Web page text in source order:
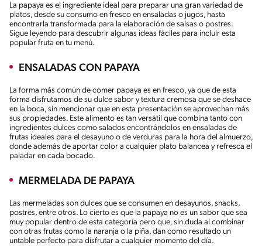
La papaya es el ingrediente ideal para preparar una gran variedad de
platos, desde su consumo en fresco en ensaladas o jugos, hasta
encontrarla transformada para la elaboración de salsas o postres.
Sigue leyendo para descubrir algunas ideas fáciles para incluir esta
popular fruta en tu menú.
ENSALADAS CON PAPAYA
La forma más común de comer papaya es en fresco, ya que de esta
forma disfrutamos de su dulce sabor y textura cremosa que se deshace
en la boca, sin mencionar que en esta presentación se aprovechan más
sus propiedades. Este alimento es tan versátil que combina tanto con
ingredientes dulces como salados encontrándolos en ensaladas de
frutas ideales para el desayuno o de verduras para la hora del almuerzo,
donde además de aportar color a cualquier plato balancea y refresca el
paladar en cada bocado.
MERMELADA DE PAPAYA
Las mermeladas son dulces que se consumen en desayunos, snacks,
postres, entre otros. Lo cierto es que la papaya no es un sabor que sea
muy popular dentro de esta categoría pero que, sin duda al combinar
con otras frutas como la naranja o la piña, dan como resultado un
untable perfecto para disfrutar a cualquier momento del día.